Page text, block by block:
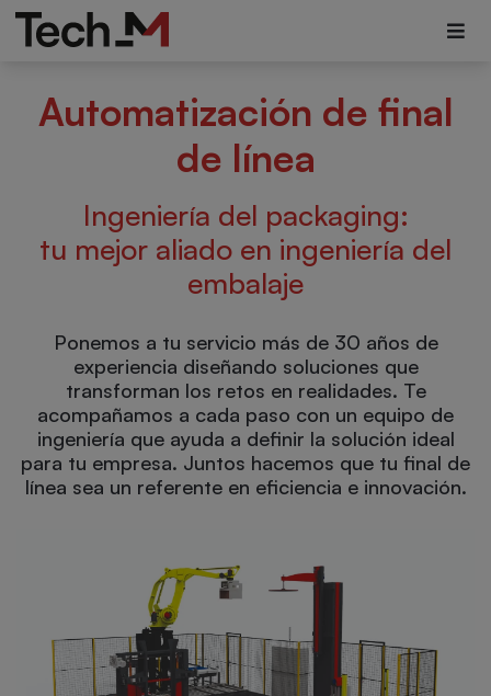
Automatización de final
de línea
Ingeniería del packaging:
tu mejor aliado en ingeniería del
embalaje
Ponemos a tu servicio más de 30 años de
experiencia diseñando soluciones que
transforman los retos en realidades. Te
acompañamos a cada paso con un equipo de
ingeniería que ayuda a definir la solución ideal
para tu empresa. Juntos hacemos que tu final de
línea sea un referente en eficiencia e innovación.